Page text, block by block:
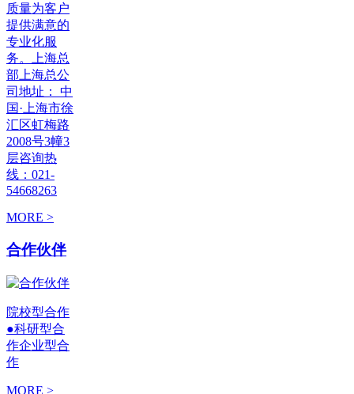
质量为客户
提供满意的
专业化服
务。上海总
部上海总公
司地址： 中
国·上海市徐
汇区虹梅路
2008号3幢3
层咨询热
线：021-
54668263
MORE >
合作伙伴
院校型合作
●科研型合
作企业型合
作
MORE >